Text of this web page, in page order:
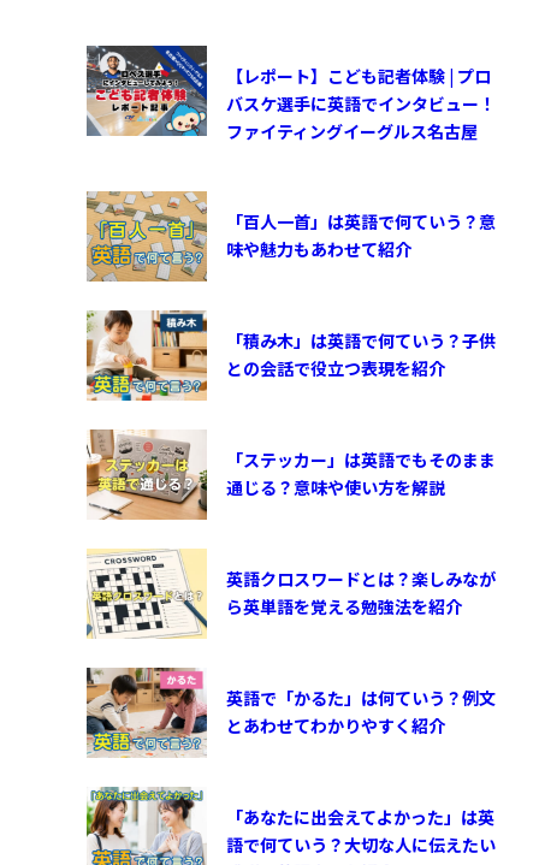
【レポート】こども記者体験 | プロ
バスケ選手に英語でインタビュー！
ファイティングイーグルス名古屋
「百人一首」は英語で何ていう？意
味や魅力もあわせて紹介
「積み木」は英語で何ていう？子供
との会話で役立つ表現を紹介
「ステッカー」は英語でもそのまま
通じる？意味や使い方を解説
英語クロスワードとは？楽しみなが
ら英単語を覚える勉強法を紹介
英語で「かるた」は何ていう？例文
とあわせてわかりやすく紹介
「あなたに出会えてよかった」は英
語で何ていう？大切な人に伝えたい